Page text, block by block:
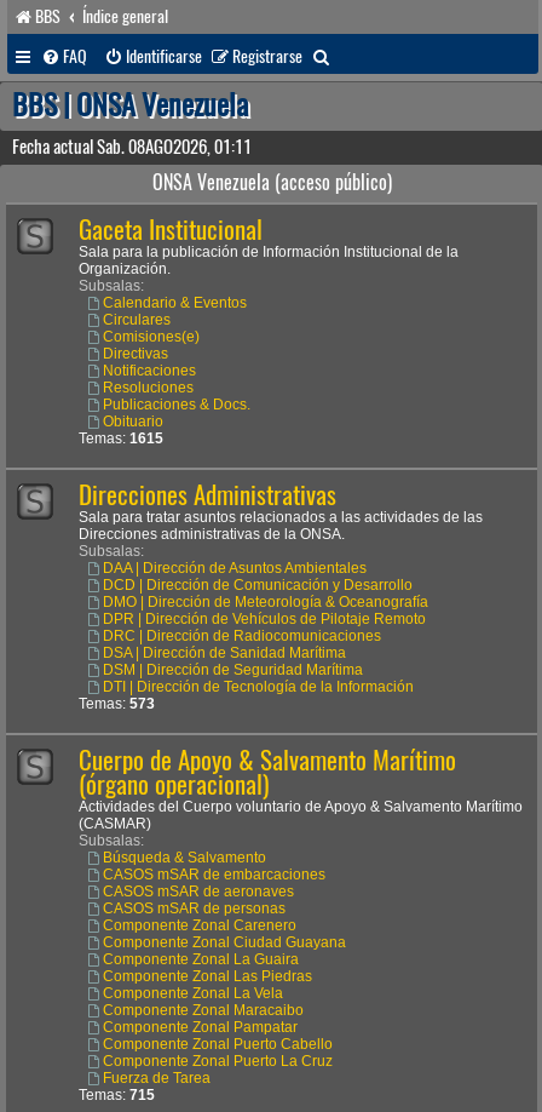
BBS
Índice general
FAQ
Identificarse Registrarse
u
a
BBS | ONSA Venezuela
Fecha actual Sab. 08AGO2026, 01:11
ONSA Venezuela (acceso público)
Gaceta Institucional
Sala para la publicación de Información Institucional de la
Organización.
Subsalas:
Calendario & Eventos
Circulares
Comisiones(e)
Directivas
Notificaciones
Resoluciones
Publicaciones & Docs.
Obituario
Temas: 1615
Direcciones Administrativas
Sala para tratar asuntos relacionados a las actividades de las
Direcciones administrativas de la ONSA.
Subsalas:
DAA | Dirección de Asuntos Ambientales
DCD | Dirección de Comunicación y Desarrollo
DMO | Dirección de Meteorología & Oceanografía
DPR | Dirección de Vehículos de Pilotaje Remoto
DRC | Dirección de Radiocomunicaciones
DSA | Dirección de Sanidad Marítima
DSM | Dirección de Seguridad Marítima
DTI | Dirección de Tecnología de la Información
Temas: 573
Cuerpo de Apoyo & Salvamento Marítimo
(órgano operacional)
Actividades del Cuerpo voluntario de Apoyo & Salvamento Marítimo
(CASMAR)
Subsalas:
Búsqueda & Salvamento
CASOS mSAR de embarcaciones
CASOS mSAR de aeronaves
CASOS mSAR de personas
Componente Zonal Carenero
Componente Zonal Ciudad Guayana
Componente Zonal La Guaira
Componente Zonal Las Piedras
Componente Zonal La Vela
Componente Zonal Maracaibo
Componente Zonal Pampatar
Componente Zonal Puerto Cabello
Componente Zonal Puerto La Cruz
Fuerza de Tarea
Temas: 715